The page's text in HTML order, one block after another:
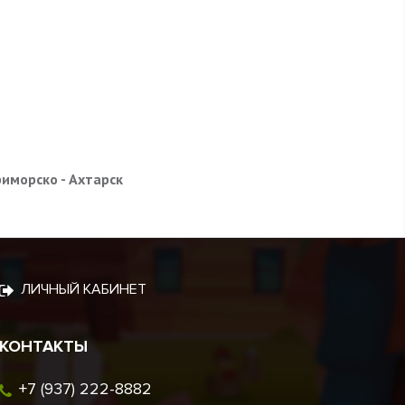
- Ахтарск
ЛИЧНЫЙ КАБИНЕТ
КОНТАКТЫ
+7 (937) 222-8882